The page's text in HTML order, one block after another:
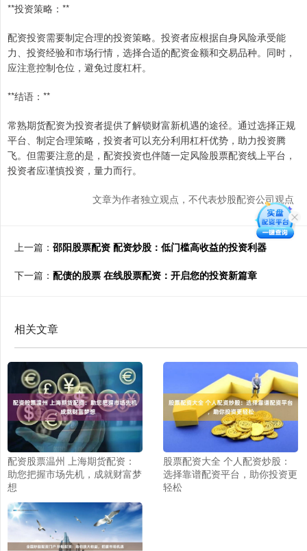
**投资策略：**
配资投资需要制定合理的投资策略。投资者应根据自身风险承受能
力、投资经验和市场行情，选择合适的配资金额和交易品种。同时，
应注意控制仓位，避免过度杠杆。
**结语：**
常熟期货配资为投资者提供了解锁财富新机遇的途径。通过选择正规
平台、制定合理策略，投资者可以充分利用杠杆优势，助力投资腾
飞。但需要注意的是，配资投资也伴随一定风险股票配资线上平台，
投资者应谨慎投资，量力而行。
文章为作者独立观点，不代表炒股配资公司观点
上一篇： 邵阳股票配资 配资炒股：低门槛高收益的投资利器
下一篇： 配债的股票 在线股票配资：开启您的投资新篇章
相关文章
配资股票温州 上海期货配资：
助您把握市场先机，成就财富梦
想
股票配资大全 个人配资炒股：
选择靠谱配资平台，助你投资更
轻松